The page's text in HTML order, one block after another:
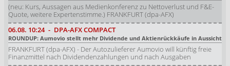
(neu: Kurs, Aussagen aus Medienkonferenz zu Nettoverlust und F&E-
Quote, weitere Expertenstimme.) FRANKFURT (dpa-AFX)
06.08. 10:24 - DPA-AFX COMPACT
ROUNDUP: Aumovio stellt mehr Dividende und Aktienrückkäufe in Aussicht
FRANKFURT (dpa-AFX) - Der Autozulieferer Aumovio will künftig freie
Finanzmittel nach Dividendenzahlungen und nach Ausgaben